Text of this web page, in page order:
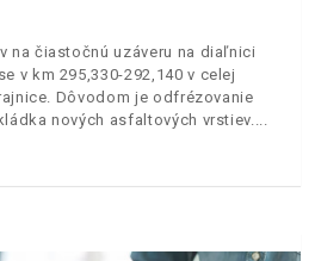
na čiastočnú uzáveru na diaľnici
v km 295,330-292,140 v celej
Dôvodom je odfrézovanie
nových asfaltových vrstiev.